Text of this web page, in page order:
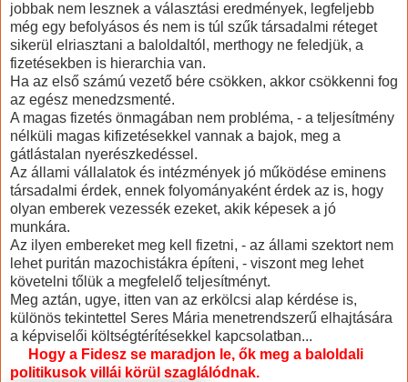
jobbak nem lesznek a választási eredmények, legfeljebb
még egy befolyásos és nem is túl szűk társadalmi réteget
sikerül elriasztani a baloldaltól, merthogy ne feledjük, a
fizetésekben is hierarchia van.
Ha az első számú vezető bére csökken, akkor csökkenni fog
az egész menedzsmenté.
A magas fizetés önmagában nem probléma, - a teljesítmény
nélküli magas kifizetésekkel vannak a bajok, meg a
gátlástalan nyerészkedéssel.
Az állami vállalatok és intézmények jó működése eminens
társadalmi érdek, ennek folyományaként érdek az is, hogy
olyan emberek vezessék ezeket, akik képesek a jó
munkára.
Az ilyen embereket meg kell fizetni, - az állami szektort nem
lehet puritán mazochistákra építeni, - viszont meg lehet
követelni tőlük a megfelelő teljesítményt.
Meg aztán, ugye, itten van az erkölcsi alap kérdése is,
különös tekintettel Seres Mária menetrendszerű elhajtására
a képviselői költségtérítésekkel kapcsolatban...
Hogy a Fidesz se maradjon le, ők meg a baloldali
politikusok villái körül szaglálódnak.